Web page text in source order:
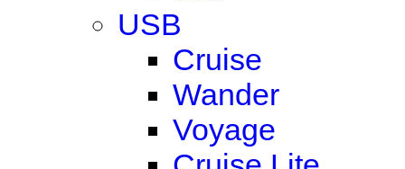
USB
Cruise
Wander
Voyage